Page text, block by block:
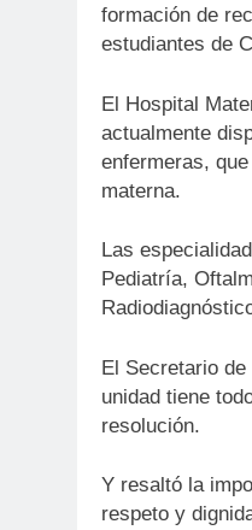
formación de
estudiantes de
El Hospital
actualmente
enfermeras,
materna.
Las
Pediatría,
El Secretario
unidad tiene
resolución.
Y resaltó la
respeto y